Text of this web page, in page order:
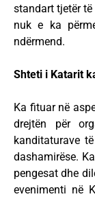
standart tjetër
nuk e ka
ndërmend.
Shteti i Katarit
Ka fituar në
drejtën për
kanditaturave
dashamirëse.
pengesat dhe
evenimenti në